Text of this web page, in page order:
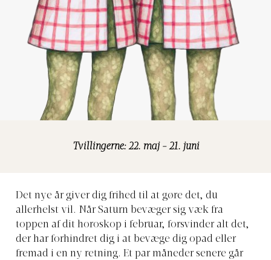
Tvillingerne: 22. maj - 21. juni
Det nye år giver dig frihed til at gøre det, du
allerhelst vil. Når Saturn bevæger sig væk fra
toppen af dit horoskop i februar, forsvinder alt det,
der har forhindret dig i at bevæge dig opad eller
fremad i en ny retning. Et par måneder senere går